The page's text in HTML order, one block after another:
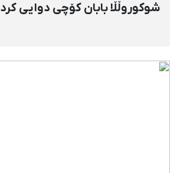
شوکوروڵڵا بابان کۆچی دوایی کرد